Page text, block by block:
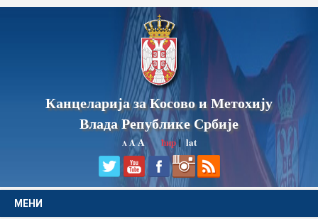
Канцеларија за Косово и Метохију
Влада Републике Србије
A AA ћир|lat
МЕНИ